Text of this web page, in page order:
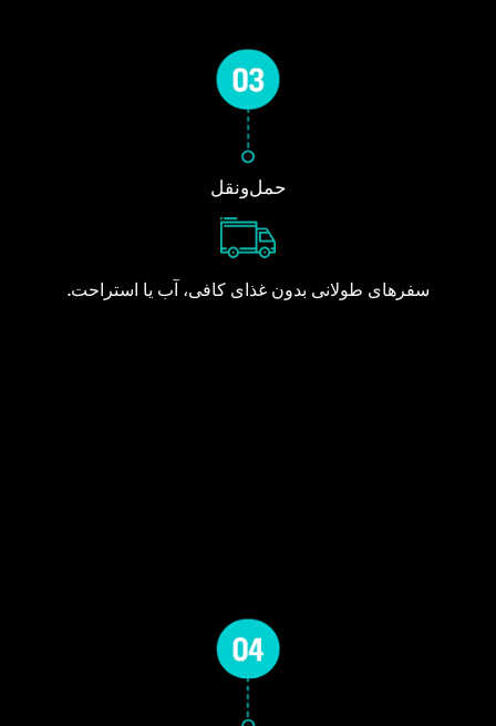
حمل‌ونقل
سفرهای طولانی بدون غذای کافی، آب یا استراحت.